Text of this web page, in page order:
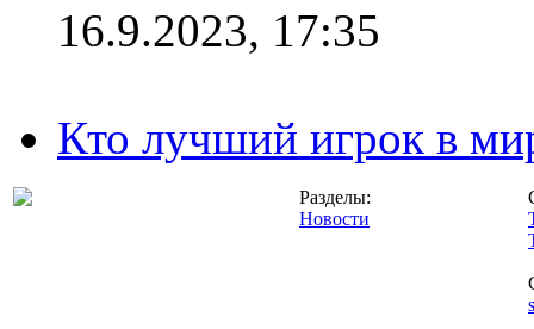
16.9.2023, 17:35
Кто лучший игрок в
Разделы:
Новости